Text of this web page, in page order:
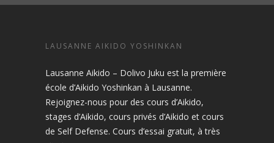
LAUSANNE AIKIDO YOSHINKAN
Lausanne Aikido – Dolivo Juku est la première
école d’Aikido Yoshinkan à Lausanne.
Rejoignez-nous pour des cours d’Aikido,
stages d’Aikido, cours privés d’Aikido et cours
de Self Defense. Cours d’essai gratuit, à très